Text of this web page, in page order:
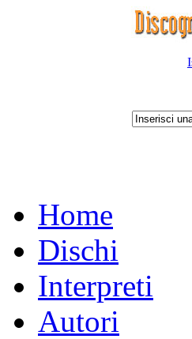
Home
Dischi
Interpreti
Autori